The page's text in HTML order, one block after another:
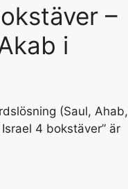
–
i
(Saul, Ahab,
4 bokstäver” är